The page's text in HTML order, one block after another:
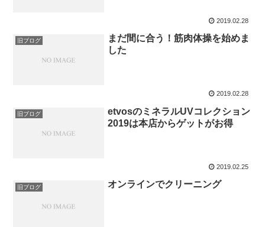
2019.02.28
旧ブログ
まだ間に合う！筋肉体操を始めま
した
2019.02.28
旧ブログ
etvosのミネラルUVコレクション
2019は本店からゲットがお得
2019.02.25
旧ブログ オンラインでクリーニング